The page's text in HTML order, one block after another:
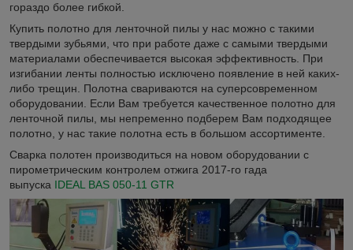
гораздо более гибкой.
Купить полотно для ленточной пилы у нас можно с такими
твердыми зубьями, что при работе даже с самыми твердыми
материалами обеспечивается высокая эффективность. При
изгибании ленты полностью исключено появление в ней каких-
либо трещин. Полотна свариваются на суперсовременном
оборудовании. Если Вам требуется качественное полотно для
ленточной пилы, мы непременно подберем Вам подходящее
полотно, у нас такие полотна есть в большом ассортименте.
Сварка полотен производиться на новом оборудовании с
пирометрическим контролем отжига 2017-го гада
выпуска IDEAL BAS 050-11 GTR